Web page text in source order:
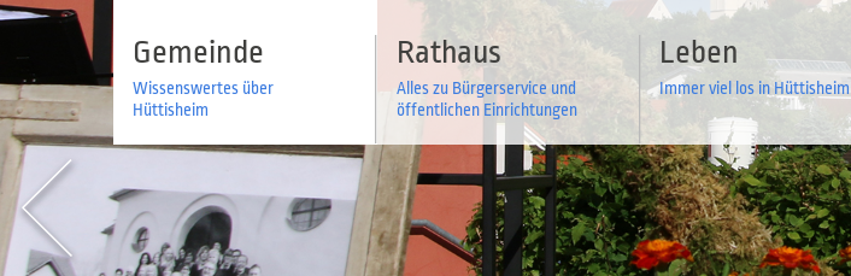
Gemeinde
Wissenswertes über
Hüttisheim
Rathaus
Alles zu Bürgerservice und
öffentlichen Einrichtungen
Leben
Immer viel los in Hüttisheim